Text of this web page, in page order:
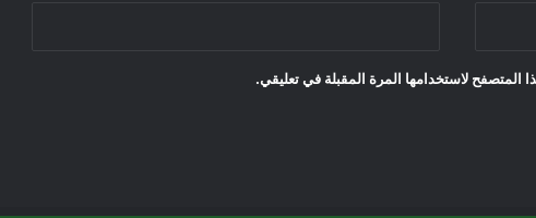
المتصفح لاستخدامها المرة المقبلة في تعليقي.